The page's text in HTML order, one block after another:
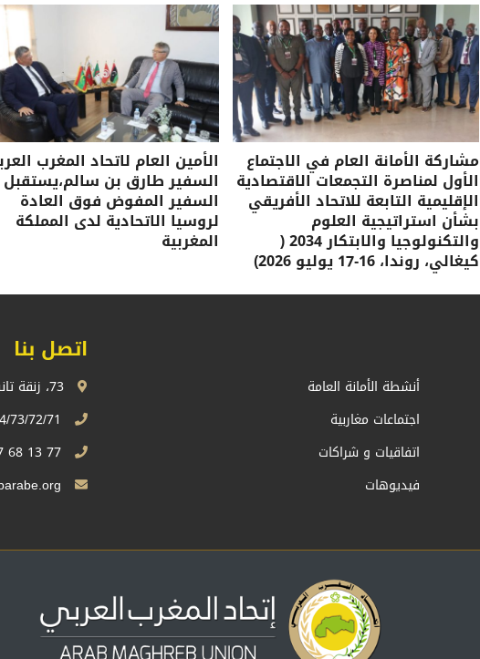
مشاركة الأمانة العام في الاجتماع
الأول لمناصرة التجمعات الاقتصادية
الإقليمية التابعة للاتحاد الأفريقي
بشأن استراتيجية العلوم
والتكنولوجيا والابتكار 2034 (
كيغالي، روندا، 16-17 يوليو 2026)
الأمين العام لاتحاد المغرب
السفير طارق بن سالم،يستقبل
السفير المفوض فوق العادة
لروسيا الاتحادية لدى المملكة
المغربية
أنشطة الأمانة العامة
اجتماعات مغاربية
اتفاقيات و شراكات
فيديوهات
اتصل بنا